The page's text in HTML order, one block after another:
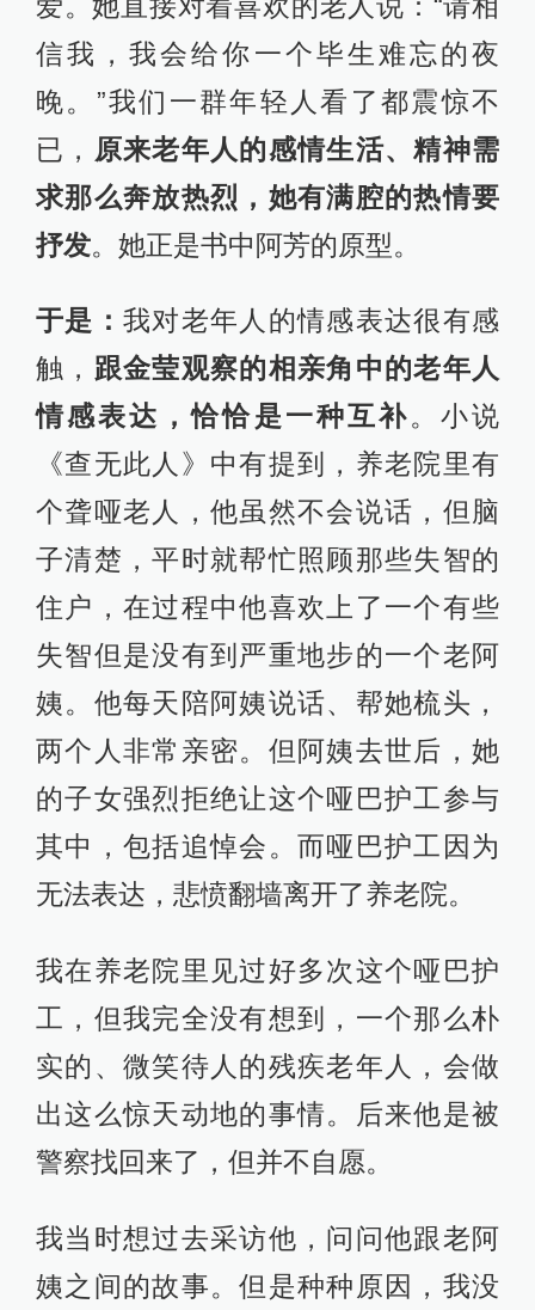
信我，我会给你一个毕生难忘的夜
晚。”我们一群年轻人看了都震惊不
已， 原来老年人的感情生活、精神需
求那么奔放热烈，她有满腔的热情要
抒发。她正是书中阿芳的原型。
于是： 我对老年人的情感表达很有感
触， 跟金莹观察的相亲角中的老年人
情感表达，恰恰是一种互补。小说
《查无此人》中有提到，养老院里有
个聋哑老人，他虽然不会说话，但脑
子清楚，平时就帮忙照顾那些失智的
住户，在过程中他喜欢上了一个有些
失智但是没有到严重地步的一个老阿
姨。他每天陪阿姨说话、帮她梳头，
两个人非常亲密。但阿姨去世后，她
的子女强烈拒绝让这个哑巴护工参与
其中，包括追悼会。而哑巴护工因为
无法表达，悲愤翻墙离开了养老院。
我在养老院里见过好多次这个哑巴护
工，但我完全没有想到，一个那么朴
实的、微笑待人的残疾老年人，会做
出这么惊天动地的事情。后来他是被
警察找回来了，但并不自愿。
我当时想过去采访他，问问他跟老阿
姨之间的故事。但是种种原因，我没